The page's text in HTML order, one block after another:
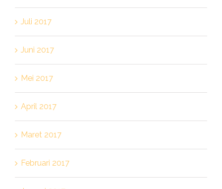
Juli 2017
Juni 2017
Mei 2017
April 2017
Maret 2017
Februari 2017